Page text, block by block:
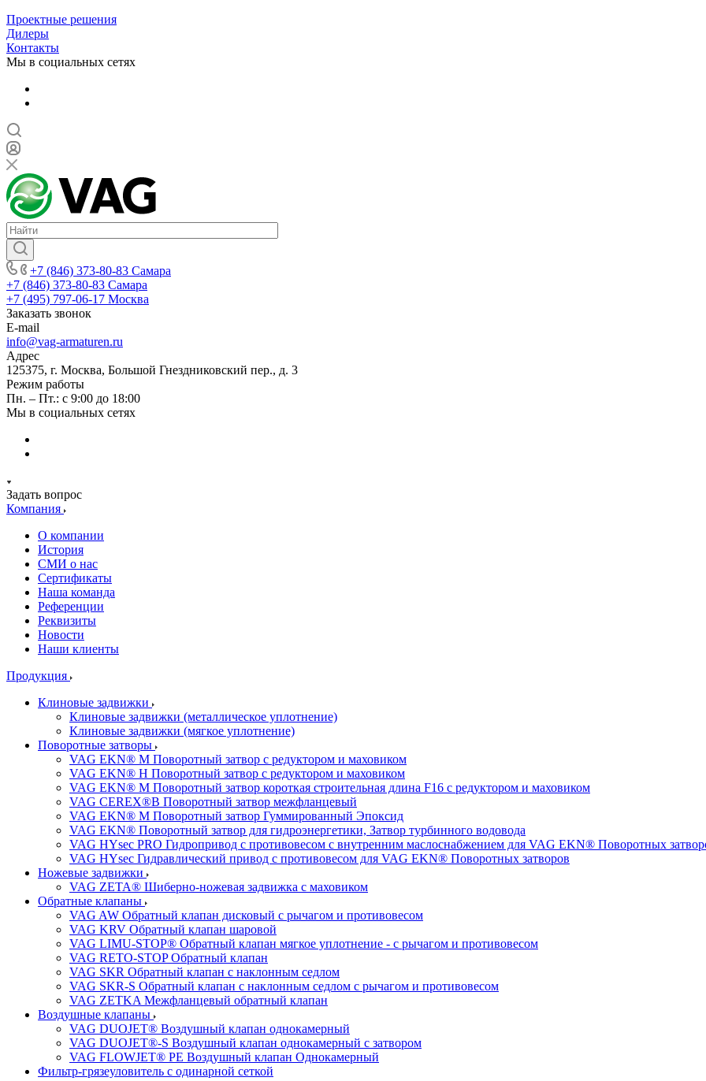
Проектные решения
Дилеры
Контакты
Мы в социальных сетях
+7 (846) 373-80-83 Самара
+7 (846) 373-80-83 Самара
+7 (495) 797-06-17 Москва
Заказать звонок
E-mail
info@vag-armaturen.ru
Адрес
125375, г. Москва, Большой Гнездниковский пер., д. 3
Режим работы
Пн. – Пт.: с 9:00 до 18:00
Мы в социальных сетях
Задать вопрос
Компания
О компании
История
СМИ о нас
Cертификаты
Наша команда
Референции
Реквизиты
Новости
Наши клиенты
Продукция
Клиновые задвижки
Клиновые задвижки (металлическое уплотнение)
Клиновые задвижки (мягкое уплотнение)
Поворотные затворы
VAG EKN® M Поворотный затвор с редуктором и маховиком
VAG EKN® H Поворотный затвор с редуктором и маховиком
VAG EKN® M Поворотный затвор короткая строительная длина F16 с редуктором и маховиком
VAG CEREX®B Поворотный затвор межфланцевый
VAG EKN® M Поворотный затвор Гуммированный Эпоксид
VAG EKN® Поворотный затвор для гидроэнергетики, Затвор турбинного водовода
VAG HYsec PRO Гидропривод с противовесом с внутренним маслоснабжением для VAG EKN® Поворотных
VAG HYsec Гидравлический привод с противовесом для VAG EKN® Поворотных затворов
Ножевые задвижки
VAG ZETA® Шиберно-ножевая задвижка с маховиком
Обратные клапаны
VAG AW Обратный клапан дисковый с рычагом и противовесом
VAG KRV Обратный клапан шаровой
VAG LIMU-STOP® Обратный клапан мягкое уплотнение - с рычагом и противовесом
VAG RETO-STOP Обратный клапан
VAG SKR Обратный клапан с наклонным седлом
VAG SKR-S Обратный клапан с наклонным седлом с рычагом и противовесом
VAG ZETKA Межфланцевый обратный клапан
Воздушные клапаны
VAG DUOJET® Воздушный клапан однокамерный
VAG DUOJET®-S Воздушный клапан однокамерный с затвором
VAG FLOWJET® PE Воздушный клапан Однокамерный
Фильтр-грязеуловитель с одинарной сеткой